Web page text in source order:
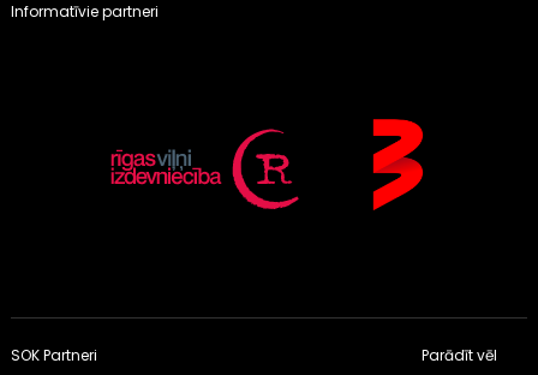
Informatīvie partneri
SOK Partneri Parādīt vēl